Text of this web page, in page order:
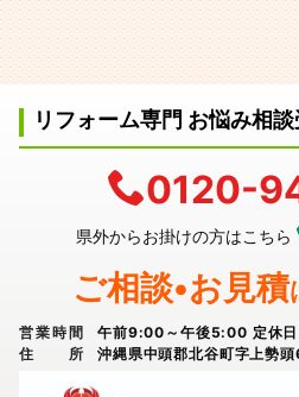
リフォーム専門 お悩み相
0120-
県外からお掛けの方はこちら
ご相談•お見積
営業時間
午前9:00～午後5:00 定休日
住所
沖縄県中頭郡北谷町字上勢